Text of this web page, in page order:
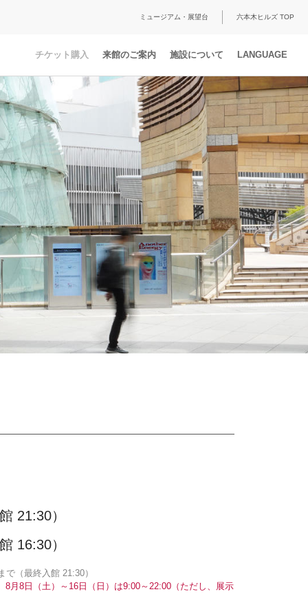
ミュージアム・展望台 六本木ヒルズ TOP
チケット購入 来館のご案内 施設について LANGUAGE
21:30）
16:30）
（最終入館 21:30）
月8日（土）～16日（日）は9:00～22:00（ただし、展示